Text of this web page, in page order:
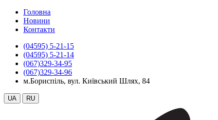
Головна
Новини
Контакти
(04595) 5-21-15
(04595) 5-21-14
(067)329-34-95
(067)329-34-96
м.Бориспіль, вул. Київський Шлях, 84
UA RU